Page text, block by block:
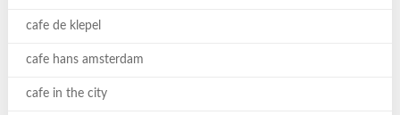
cafe de klepel
cafe hans amsterdam
cafe in the city